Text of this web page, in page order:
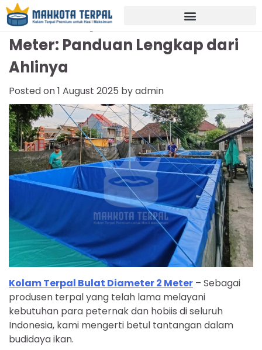
Kolam Terpal Bulat Diameter 2
Meter: Panduan Lengkap dari
Ahlinya
Posted on1 August 2025 byadmin
Kolam Terpal Bulat Diameter 2 Meter – Sebagai
produsen terpal yang telah lama melayani
kebutuhan para peternak dan hobiis di seluruh
Indonesia, kami mengerti betul tantangan dalam
budidaya ikan.